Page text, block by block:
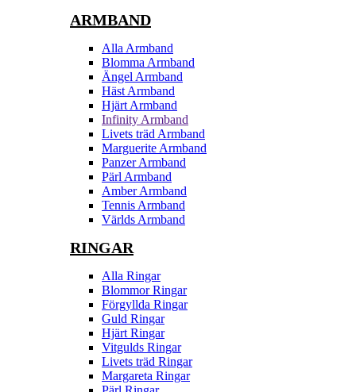
ARMBAND
Alla Armband
Blomma Armband
Ängel Armband
Häst Armband
Hjärt Armband
Infinity Armband
Livets träd Armband
Marguerite Armband
Panzer Armband
Pärl Armband
Amber Armband
Tennis Armband
Världs Armband
RINGAR
Alla Ringar
Blommor Ringar
Förgyllda Ringar
Guld Ringar
Hjärt Ringar
Vitgulds Ringar
Livets träd Ringar
Margareta Ringar